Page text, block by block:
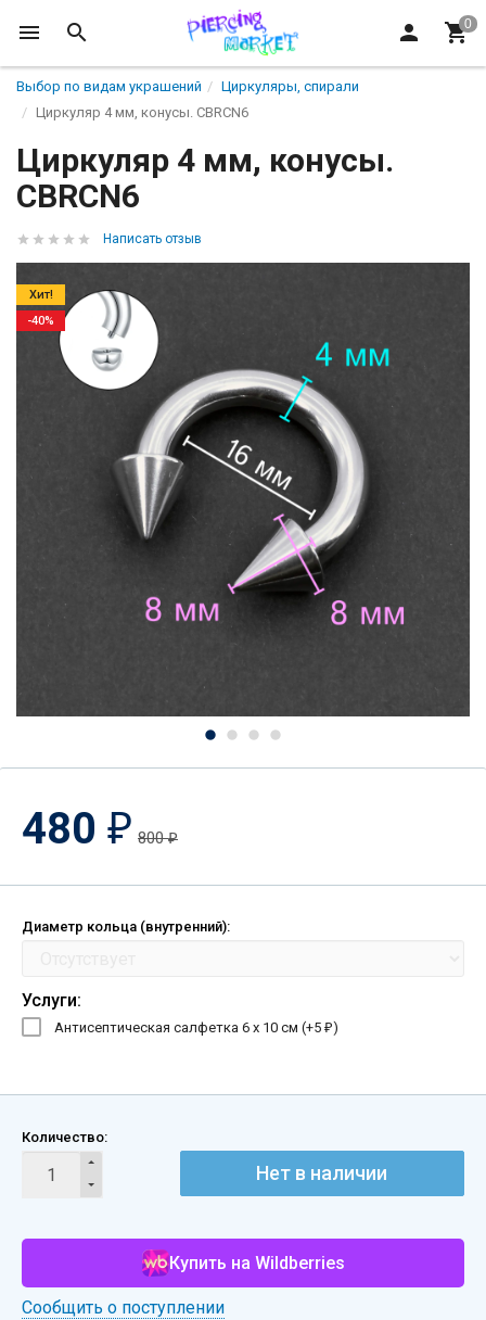
Выбор по видам украшений
Циркуляры, спирали
Циркуляр 4 мм, конусы. CBRCN6
Циркуляр 4 мм, конусы.
CBRCN6
Написать отзыв
Хит!
-40%
480 ₽ 800₽
Диаметр кольца (внутренний):
Услуги:
Антисептическая салфетка 6 х 10 см (+5 ₽)
Количество:
Нет в наличии
Купить на Wildberries
Сообщить о поступлении